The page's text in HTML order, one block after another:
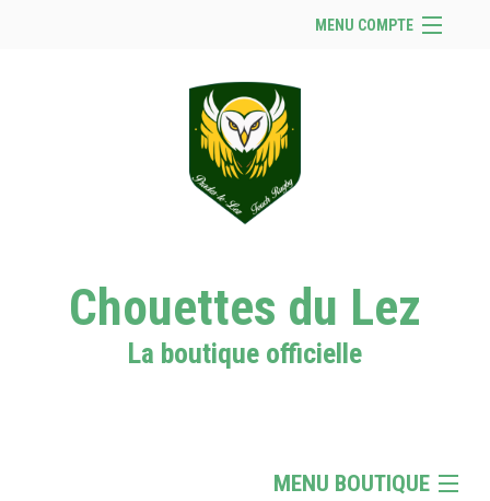
MENU COMPTE
Se connecter
Panier ( vide)
Chouettes du Lez
La boutique officielle
MENU BOUTIQUE